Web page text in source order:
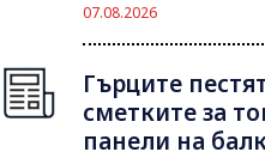
07.08.2026
Гърците
сметките за
панели на